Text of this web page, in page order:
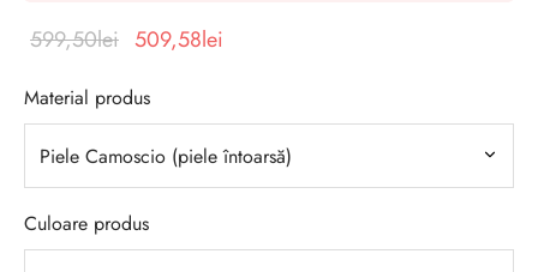
599,50lei Prețul
fost:
599,50lei.
509,58lei
509,58lei.
Material produs
Culoare produs